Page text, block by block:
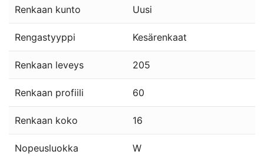
Renkaan kunto Uusi
Rengastyyppi Kesärenkaat
Renkaan leveys 205
Renkaan profiili 60
Renkaan koko 16
Nopeusluokka W